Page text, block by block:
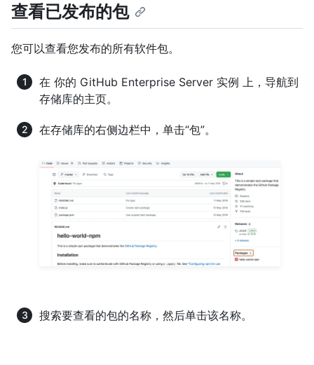
查看已发布的包
您可以查看您发布的所有软件包。
在 你的 GitHub Enterprise Server 实例 上，导航到
存储库的主页。
在存储库的右侧边栏中，单击“包”。
搜索要查看的包的名称，然后单击该名称。